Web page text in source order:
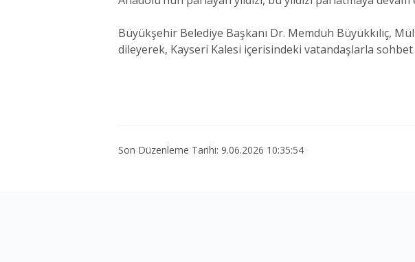
Büyükşehir Belediye Başkanı Dr. Memduh Büyükkılıç,
dileyerek, Kayseri Kalesi içerisindeki vatandaşlarla
Son Düzenleme Tarihi: 9.06.2026 10:35:54